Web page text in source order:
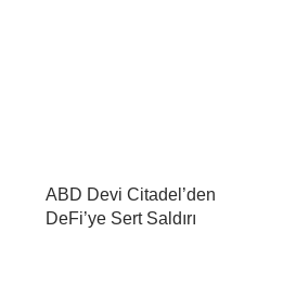
ABD Devi Citadel’den
DeFi’ye Sert Saldırı